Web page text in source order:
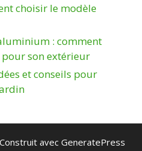
choisir le modèle
: comment
son extérieur
et conseils pour
Construit avecGeneratePress